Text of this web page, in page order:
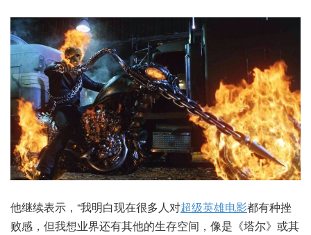
他继续表示，“我明白现在很多人对超级英雄电影都有种挫
败感，但我想业界还有其他的生存空间，像是《塔尔》或其